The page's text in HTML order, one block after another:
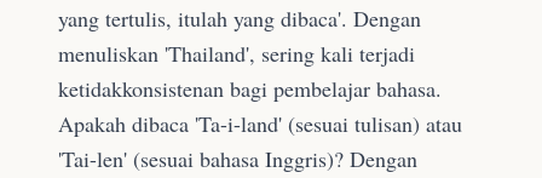
yang tertulis, itulah yang dibaca'. Dengan
menuliskan 'Thailand', sering kali terjadi
ketidakkonsistenan bagi pembelajar bahasa.
Apakah dibaca 'Ta-i-land' (sesuai tulisan) atau
'Tai-len' (sesuai bahasa Inggris)? Dengan